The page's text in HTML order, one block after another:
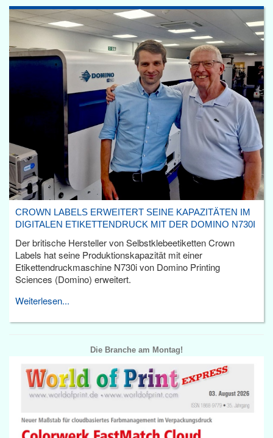
CROWN LABELS ERWEITERT SEINE KAPAZITÄTEN IM
DIGITALEN ETIKETTENDRUCK MIT DER DOMINO N730I
Der britische Hersteller von Selbstklebeetiketten Crown
Labels hat seine Produktionskapazität mit einer
Etikettendruckmaschine N730i von Domino Printing
Sciences (Domino) erweitert.
Weiterlesen...
Die Branche am Montag!